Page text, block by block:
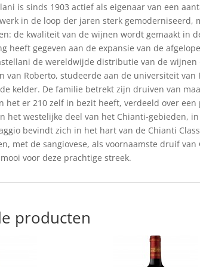
is sinds 1903 actief als eigenaar van een
in de loop der jaren sterk gemoderniseerd,
de kwaliteit van de wijnen wordt gemaakt in
heeft gegeven aan de expansie van de
de wereldwijde distributie van de wijnen
van Roberto, studeerde aan de universiteit
kelder. De familie betrekt zijn druiven van
het er 210 zelf in bezit heeft, verdeeld over
het westelijke deel van het Chianti-gebieden,
bevindt zich in het hart van de Chianti
met de sangiovese, als voornaamste druif
voor deze prachtige streek.
producten